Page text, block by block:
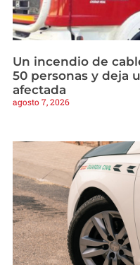
Un incendio de
50 personas y deja
afectada
agosto 7, 2026